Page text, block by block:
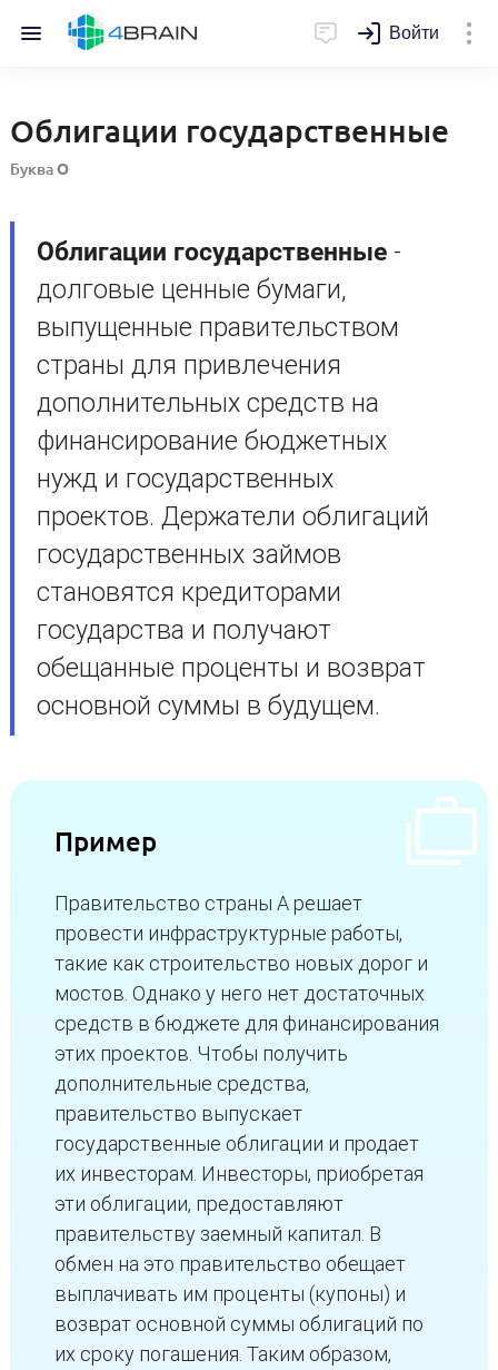
Войти
Облигации государственные
БукваО
Облигации государственные-
долговые ценные бумаги,
выпущенные правительством
страны для привлечения
дополнительных средств на
финансирование бюджетных
нужд и государственных
проектов. Держатели облигаций
государственных займов
становятся кредиторами
государства и получают
обещанные проценты и возврат
основной суммы в будущем.
Пример
Правительство страны А решает
провести инфраструктурные работы,
такие как строительство новых дорог и
мостов. Однако у него нет достаточных
средств в бюджете для финансирования
этих проектов. Чтобы получить
дополнительные средства,
правительство выпускает
государственные облигации и продает
их инвесторам. Инвесторы, приобретая
эти облигации, предоставляют
правительству заемный капитал. В
обмен на это правительство обещает
выплачивать им проценты (купоны) и
возврат основной суммы облигаций по
их сроку погашения. Таким образом,